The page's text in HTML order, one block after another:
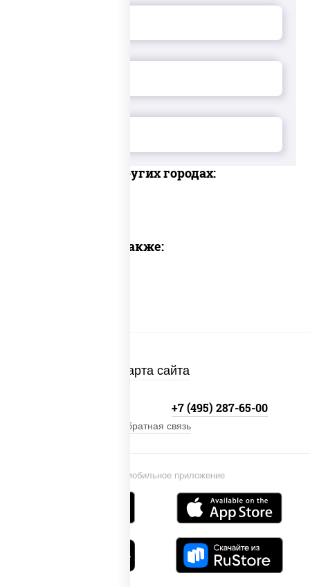
Доставка в других городах:
Предлагаем также:
Карта сайта
Установи мобильное приложение
+7 (495) 287-65-00
Обратная связь